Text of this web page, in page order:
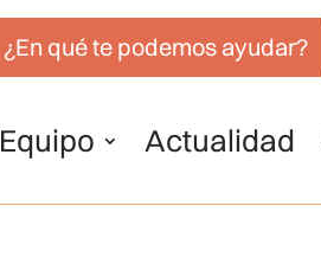
¿En qué te podemos ayudar?
Equipo Actualidad